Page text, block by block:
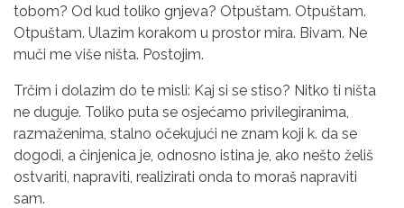
tobom? Od kud toliko gnjeva? Otpuštam. Otpuštam.
Otpuštam. Ulazim korakom u prostor mira. Bivam. Ne
muči me više ništa. Postojim.
Trčim i dolazim do te misli: Kaj si se stiso? Nitko ti ništa
ne duguje. Toliko puta se osjećamo privilegiranima,
razmaženima, stalno očekujući ne znam koji k. da se
dogodi, a činjenica je, odnosno istina je, ako nešto želiš
ostvariti, napraviti, realizirati onda to moraš napraviti
sam.